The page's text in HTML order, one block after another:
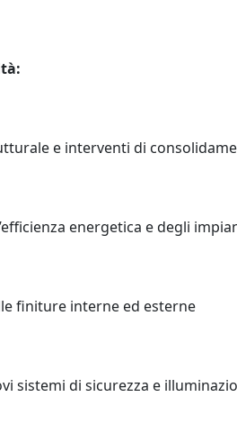
e interventi di
energetica e degli
finiture interne ed esterne
sistemi di sicurezza e